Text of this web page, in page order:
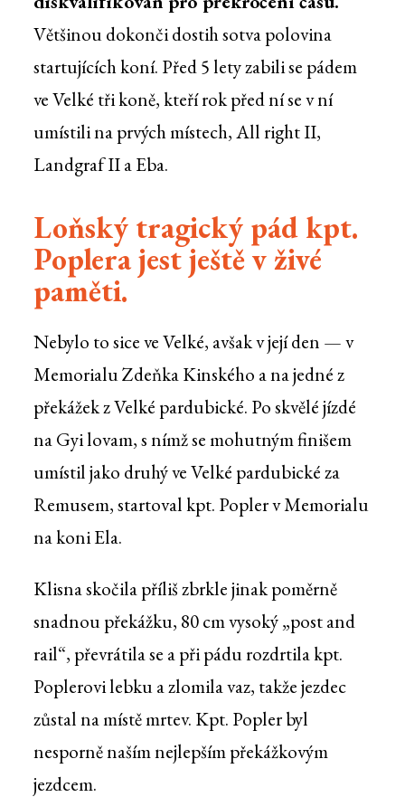
Většinou dokonči dostih sotva polovina
startujících koní. Před 5 lety zabili se pádem
ve Velké tři koně, kteří rok před ní se v ní
umístili na prvých místech, All right II,
Landgraf II a Eba.
Loňský tragický pád kpt.
Poplera jest ještě v živé
paměti.
Nebylo to sice ve Velké, avšak v její den — v
Memorialu Zdeňka Kinského a na jedné z
překážek z Velké pardubické. Po skvělé jízdé
na Gyi lovam, s nímž se mohutným finišem
umístil jako druhý ve Velké pardubické za
Remusem, startoval kpt. Popler v Memorialu
na koni Ela.
Klisna skočila příliš zbrkle jinak poměrně
snadnou překážku, 80 cm vysoký „post and
rail“, převrátila se a při pádu rozdrtila kpt.
Poplerovi lebku a zlomila vaz, takže jezdec
zůstal na místě mrtev. Kpt. Popler byl
nesporně naším nejlepším překážkovým
jezdcem.